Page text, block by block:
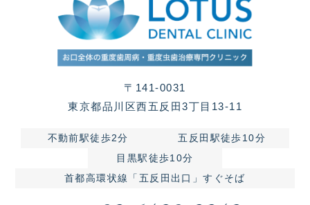
〒141-0031
東京都品川区西五反田3丁目13-11
不動前駅徒歩2分
五反田駅徒歩10分
目黒駅徒歩10分
首都高環状線「五反田出口」すぐそば